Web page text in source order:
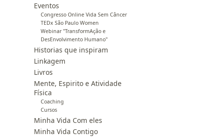
Eventos
Congresso Online Vida Sem Câncer
TEDx São Paulo Women
Webinar "TransformAção e
DesEnvolvimento Humano"
Historias que inspiram
Linkagem
Livros
Mente, Espirito e Atividade
Física
Coaching
Cursos
Minha Vida Com eles
Minha Vida Contigo